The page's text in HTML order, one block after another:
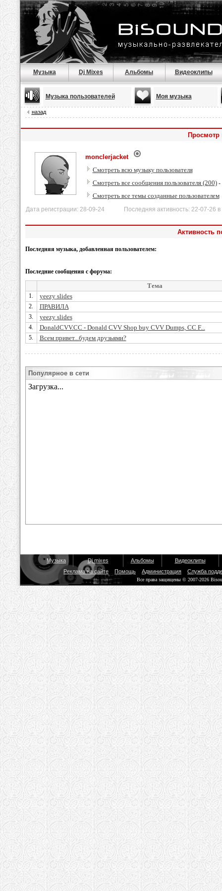
Музыка Dj Mixes Альбомы Видеоклипы
Музыка пользователей Моя музыка
назад
monclerjacket
Смотреть всю музыку пользователя
Смотреть все сообщения пользователя (200)-
Смотреть все темы созданные пользователем
Дата регистрации: 28-09-24 Последняя активность: 22-07-26 в
Активность
Последняя музыка, добавленная пользователем:
Последние сообщения с форума:
Тема
1. yeezy slides
2. ПРАВИЛА
3. yeezy slides
4. DonaldCVV.CC - Donald CVV Shop buy CVV Dumps, CC F...
5. Всем привет...будем друзьями?
Популярное в сети
Музыка Dj mixes Альбомы
Видеоклипы
Реклама на сайте
Помощь Администрация Служба
Все права защищены © 2007-2026